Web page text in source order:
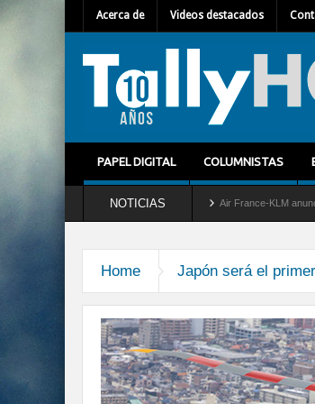
Acerca de Videos destacados
PAPEL DIGITAL COLUMNISTAS
NOTICIAS
del servicio al C-2 Greyhound Air France-KLM anuncia a
Home Japón será el
operador-de-h160-